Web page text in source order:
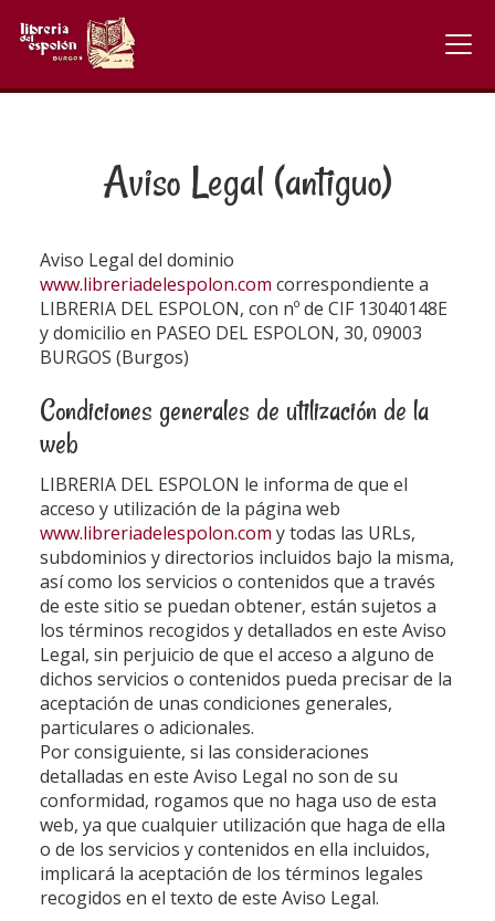
Aviso Legal (antiguo)
Aviso Legal del dominio
www.libreriadelespolon.com correspondiente a
LIBRERIA DEL ESPOLON, con nº de CIF 13040148E
y domicilio en PASEO DEL ESPOLON, 30, 09003
BURGOS (Burgos)
Condiciones generales de utilización de la
web
LIBRERIA DEL ESPOLON le informa de que el
acceso y utilización de la página web
www.libreriadelespolon.com y todas las URLs,
subdominios y directorios incluidos bajo la misma,
así como los servicios o contenidos que a través
de este sitio se puedan obtener, están sujetos a
los términos recogidos y detallados en este Aviso
Legal, sin perjuicio de que el acceso a alguno de
dichos servicios o contenidos pueda precisar de la
aceptación de unas condiciones generales,
particulares o adicionales.
Por consiguiente, si las consideraciones
detalladas en este Aviso Legal no son de su
conformidad, rogamos que no haga uso de esta
web, ya que cualquier utilización que haga de ella
o de los servicios y contenidos en ella incluidos,
implicará la aceptación de los términos legales
recogidos en el texto de este Aviso Legal.